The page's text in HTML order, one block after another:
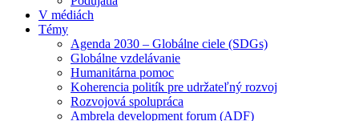
V médiách
Témy
Agenda 2030 – Globálne ciele (SDGs)
Globálne vzdelávanie
Humanitárna pomoc
Koherencia politík pre udržateľný rozvoj
Rozvojová spolupráca
Ambrela development forum (ADF)